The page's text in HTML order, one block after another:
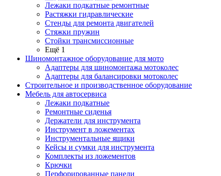
Лежаки подкатные ремонтные
Растяжки гидравлические
Стенды для ремонта двигателей
Стяжки пружин
Стойки трансмиссионные
Ещё 1
Шиномонтажное оборудование для мото
Адаптеры для шиномонтажа мотоколес
Адаптеры для балансировки мотоколес
Строительное и производственное оборудование
Мебель для автосервиса
Лежаки подкатные
Ремонтные сиденья
Держатели для инструмента
Инструмент в ложементах
Инструментальные ящики
Кейсы и сумки для инструмента
Комплекты из ложементов
Крючки
Перфорированные панели